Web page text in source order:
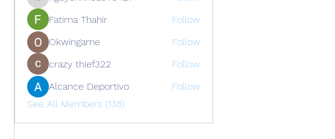
nguyenkhoa070421
Fatima Thahir
Follow
Okwingame
Follow
crazy thief322
Follow
Alcance Deportivo
Follow
See All Members (138)